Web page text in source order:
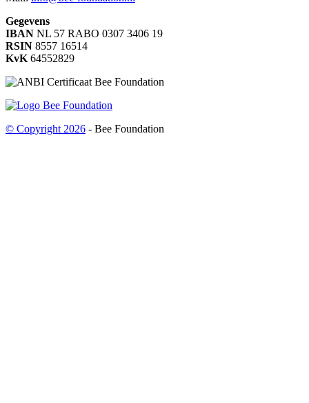
Gegevens
IBAN NL 57 RABO 0307 3406 19
RSIN 8557 16514
KvK 64552829
© Copyright 2026 - Bee Foundation